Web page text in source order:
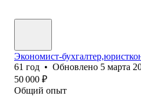
Экономист-
61 год • Обновлено 5 марта
50 000 ₽
Общий опыт